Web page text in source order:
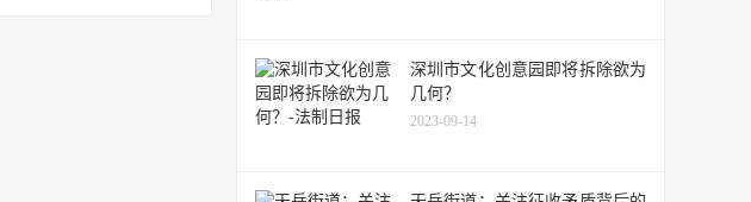
深圳市文化创意园即将拆除欲为
几何？
2023-09-14